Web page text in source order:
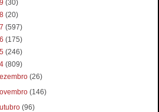
(30)
(20)
(597)
(175)
(246)
(809)
(26)
(146)
(96)